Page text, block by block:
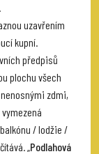
uzavřením
kupní.
předpisů
plochu všech
zdmi,
/ lodžie /
„Podlahová